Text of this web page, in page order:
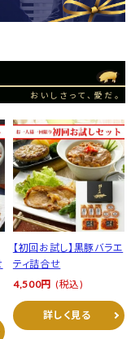
おいしさって、愛だ。
【初回お試し】黒豚バラエ
ティ詰合せ
4,500円 (税込)
詳しく見る